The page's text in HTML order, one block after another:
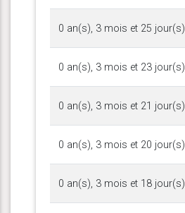
0 an(s), 3 mois et 25 jour(s)
0 an(s), 3 mois et 23 jour(s)
0 an(s), 3 mois et 21 jour(s)
0 an(s), 3 mois et 20 jour(s)
0 an(s), 3 mois et 18 jour(s)